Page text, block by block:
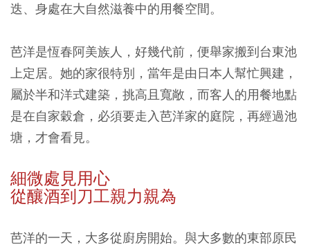
迭、身處在大自然滋養中的用餐空間。
芭洋是恆春阿美族人，好幾代前，便舉家搬到台東池
上定居。她的家很特別，當年是由日本人幫忙興建，
屬於半和洋式建築，挑高且寬敞，而客人的用餐地點
是在自家穀倉，必須要走入芭洋家的庭院，再經過池
塘，才會看見。
細微處見用心
從釀酒到刀工親力親為
芭洋的一天，大多從廚房開始。與大多數的東部原民